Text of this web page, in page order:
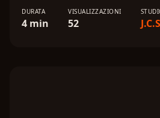
DURATA
4 min
VISUALIZZAZIONI
52